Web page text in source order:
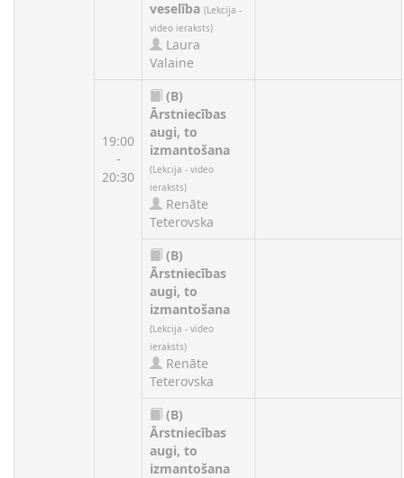
veselība (Lekcija -
video ieraksts)
Laura
Valaine
19:00
-
20:30
(B)
Ārstniecības
augi, to
izmantošana
(Lekcija - video
ieraksts)
Renāte
Teterovska
(B)
Ārstniecības
augi, to
izmantošana
(Lekcija - video
ieraksts)
Renāte
Teterovska
(B)
Ārstniecības
augi, to
izmantošana